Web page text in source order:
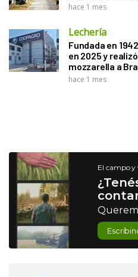
hace 1 mes
Lechería
Fundada en
en 2025 y
mozzarella a
hace 1 mes
El campo y